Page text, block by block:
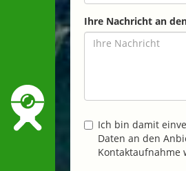
Ihre Nachricht an
Ich bin damit
Daten an den
Kontaktaufnahme